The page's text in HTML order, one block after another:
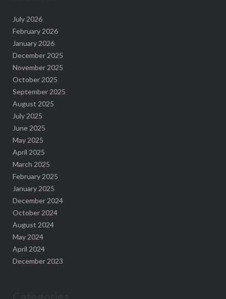
July 2026
February 2026
January 2026
December 2025
November 2025
October 2025
September 2025
August 2025
July 2025
June 2025
May 2025
April 2025
March 2025
February 2025
January 2025
December 2024
October 2024
August 2024
May 2024
April 2024
December 2023